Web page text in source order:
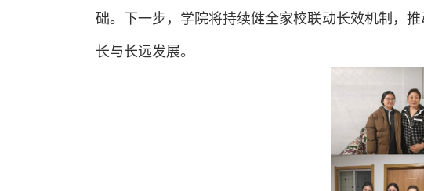
础。下一步，学院将持续健全家校联动长效机制，
长与长远发展。